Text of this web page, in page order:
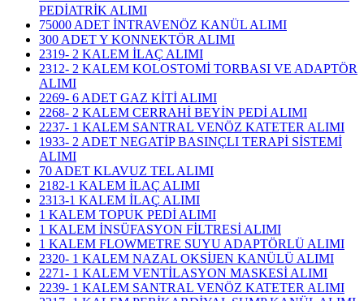
PEDİATRİK ALIMI
75000 ADET İNTRAVENÖZ KANÜL ALIMI
300 ADET Y KONNEKTÖR ALIMI
2319- 2 KALEM İLAÇ ALIMI
2312- 2 KALEM KOLOSTOMİ TORBASI VE ADAPTÖR
ALIMI
2269- 6 ADET GAZ KİTİ ALIMI
2268- 2 KALEM CERRAHİ BEYİN PEDİ ALIMI
2237- 1 KALEM SANTRAL VENÖZ KATETER ALIMI
1933- 2 ADET NEGATİP BASINÇLI TERAPİ SİSTEMİ
ALIMI
70 ADET KLAVUZ TEL ALIMI
2182-1 KALEM İLAÇ ALIMI
2313-1 KALEM İLAÇ ALIMI
1 KALEM TOPUK PEDİ ALIMI
1 KALEM İNSÜFASYON FİLTRESİ ALIMI
1 KALEM FLOWMETRE SUYU ADAPTÖRLÜ ALIMI
2320- 1 KALEM NAZAL OKSİJEN KANÜLÜ ALIMI
2271- 1 KALEM VENTİLASYON MASKESİ ALIMI
2239- 1 KALEM SANTRAL VENÖZ KATETER ALIMI